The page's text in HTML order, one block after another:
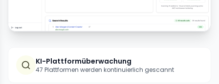
KI-Plattformüberwachung
47 Plattformen werden kontinuierlich gescannt